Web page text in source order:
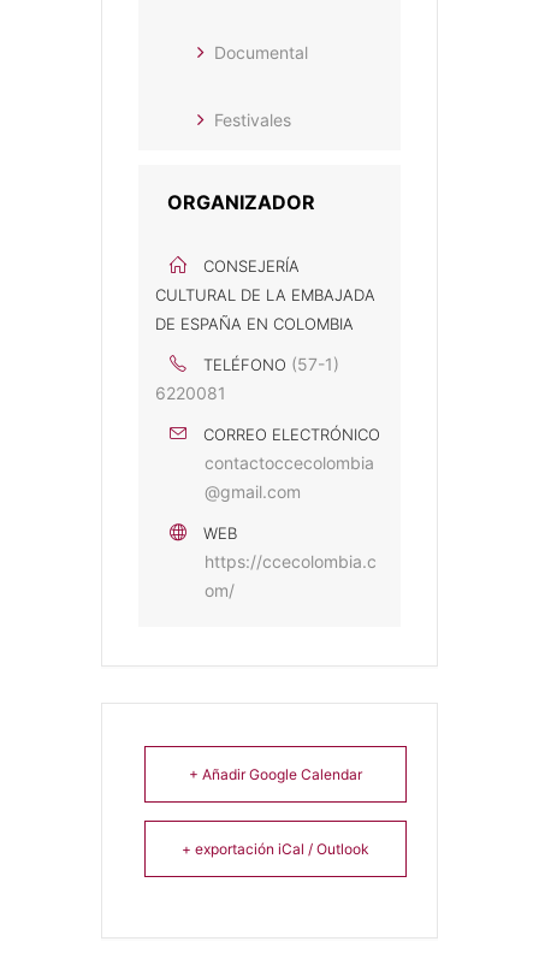
Documental
Festivales
ORGANIZADOR
CONSEJERÍA
CULTURAL DE LA EMBAJADA
DE ESPAÑA EN COLOMBIA
TELÉFONO (57-1)
6220081
CORREO ELECTRÓNICO
contactoccecolombia
@gmail.com
WEB
https://ccecolombia.c
om/
+ Añadir Google Calendar
+ exportación iCal / Outlook